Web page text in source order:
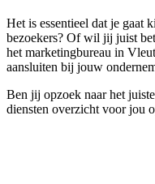
Het is essentieel dat je gaat
bezoekers? Of wil jij juist
het marketingbureau in
aansluiten bij jouw
Ben jij opzoek naar het
diensten overzicht voor jou